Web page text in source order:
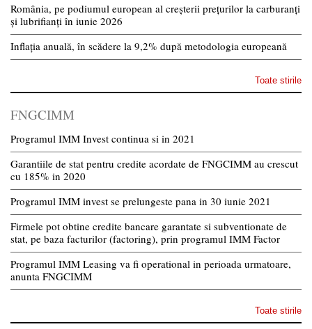
România, pe podiumul european al creșterii prețurilor la carburanți
și lubrifianți în iunie 2026
Inflația anuală, în scădere la 9,2% după metodologia europeană
Toate stirile
FNGCIMM
Programul IMM Invest continua si in 2021
Garantiile de stat pentru credite acordate de FNGCIMM au crescut
cu 185% in 2020
Programul IMM invest se prelungeste pana in 30 iunie 2021
Firmele pot obtine credite bancare garantate si subventionate de
stat, pe baza facturilor (factoring), prin programul IMM Factor
Programul IMM Leasing va fi operational in perioada urmatoare,
anunta FNGCIMM
Toate stirile